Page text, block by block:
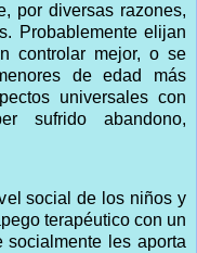
por diversas razones,
Probablemente elijan
controlar mejor, o se
de edad más
universales con
sufrido abandono,
social de los niños y
terapéutico con un
socialmente les aporta